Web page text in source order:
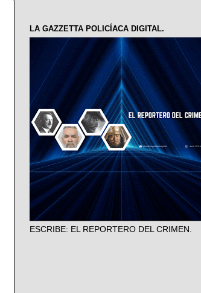
LA GAZZETTA POLICÍACA DIGITAL.
ESCRIBE: EL REPORTERO DEL CRIMEN.